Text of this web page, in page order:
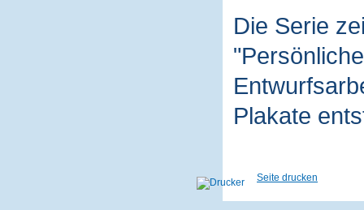
Die Serie
Plakate
Seite drucken